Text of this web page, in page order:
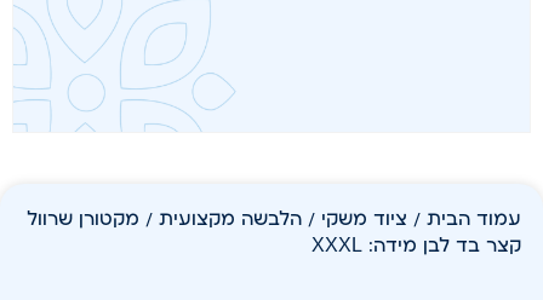
עמוד הבית / ציוד משקי / הלבשה מקצועית / מקטורן שרוול
קצר בד לבן מידה: XXXL